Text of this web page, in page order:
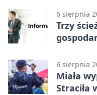
6 sierpnia
Trzy
6 sierpnia
Miała
Straciła